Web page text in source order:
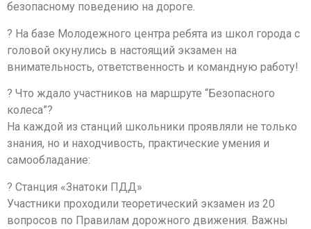
безопасному поведению на дороге.
? На базе Молодежного центра ребята из школ города с
головой окунулись в настоящий экзамен на
внимательность, ответственность и командную работу!
? Что ждало участников на маршруте “Безопасного
колеса”?
На каждой из станций школьники проявляли не только
знания, но и находчивость, практические умения и
самообладание:
? Станция «Знатоки ПДД»
Участники проходили теоретический экзамен из 20
вопросов по Правилам дорожного движения. Важны